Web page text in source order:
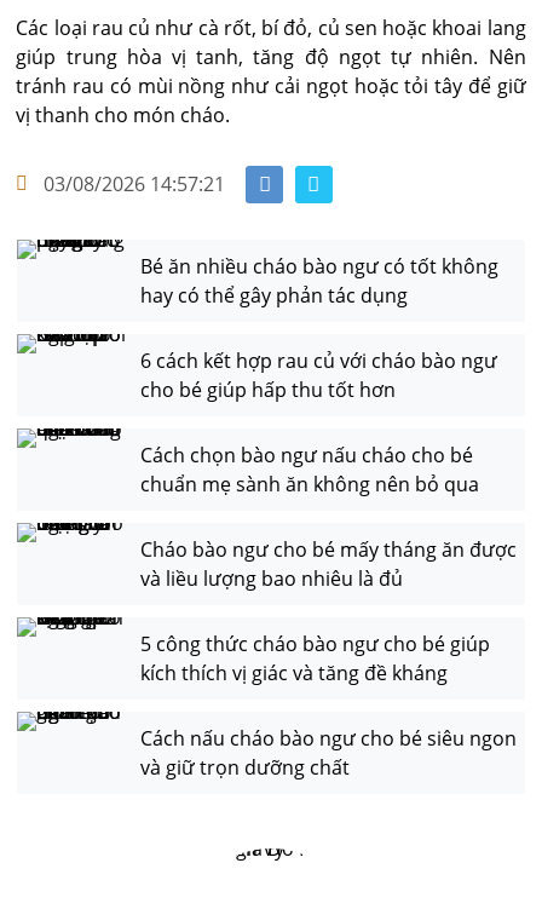
Các loại rau củ như cà rốt, bí đỏ, củ sen hoặc khoai lang
giúp trung hòa vị tanh, tăng độ ngọt tự nhiên. Nên
tránh rau có mùi nồng như cải ngọt hoặc tỏi tây để giữ
vị thanh cho món cháo.
03/08/2026 14:57:21
Bé ăn nhiều cháo bào ngư có tốt không
hay có thể gây phản tác dụng
6 cách kết hợp rau củ với cháo bào ngư
cho bé giúp hấp thu tốt hơn
Cách chọn bào ngư nấu cháo cho bé
chuẩn mẹ sành ăn không nên bỏ qua
Cháo bào ngư cho bé mấy tháng ăn được
và liều lượng bao nhiêu là đủ
5 công thức cháo bào ngư cho bé giúp
kích thích vị giác và tăng đề kháng
Cách nấu cháo bào ngư cho bé siêu ngon
và giữ trọn dưỡng chất